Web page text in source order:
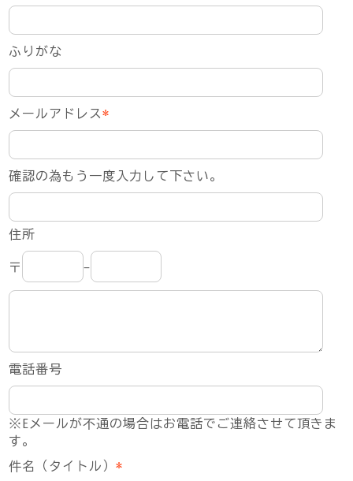
ふりがな
メールアドレス*
確認の為もう一度入力して下さい。
住所
〒 -
電話番号
※Eメールが不通の場合はお電話でご連絡させて頂きま
す。
件名（タイトル）*